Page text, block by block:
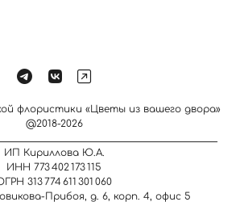
флористики «Цветы из вашего двора»
@2018-2026
ИП Кириллова Ю.А.
ИНН 773 402 173 115
313 774 611 301 060
Прибоя, д. 6, корп. 4, офис 5